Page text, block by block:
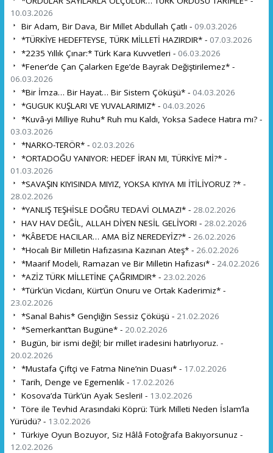
10.03.2026
Bir Adam, Bir Dava, Bir Millet Abdullah Çatlı - 09.03.2026
*TÜRKİYE HEDEFTEYSE, TÜRK MİLLETİ HAZIRDIR* - 07.03.2026
*2235 Yıllık Çınar:* Türk Kara Kuvvetleri - 06.03.2026
*Fener’de Çan Çalarken Ege’de Bayrak Değiştirilemez* -
06.03.2026
*Bir İmza… Bir Hayat… Bir Sistem Çöküşü* - 04.03.2026
*GUGUK KUŞLARI VE YUVALARIMIZ* - 04.03.2026
*Kuvâ-yi Milliye Ruhu* Ruh mu Kaldı, Yoksa Sadece Hatıra mı? -
03.03.2026
*NARKO-TERÖR* - 02.03.2026
*ORTADOĞU YANIYOR: HEDEF İRAN MI, TÜRKİYE Mİ?* -
01.03.2026
*SAVAŞIN KIYISINDA MIYIZ, YOKSA KIYIYA MI İTİLİYORUZ ?* -
28.02.2026
*YANLIŞ TEŞHİSLE DOĞRU TEDAVİ OLMAZ!* - 28.02.2026
HAV HAV DEĞİL, ALLAH DİYEN NESİL GELİYOR! - 28.02.2026
*KÂBE’DE HACILAR… AMA BİZ NEREDEYİZ?* - 26.02.2026
*Hocalı Bir Milletin Hafızasına Kazınan Ateş* - 26.02.2026
*Maarif Modeli, Ramazan ve Bir Milletin Hafızası* - 24.02.2026
*AZİZ TÜRK MİLLETİNE ÇAĞRIMDIR* - 23.02.2026
*Türk’ün Vicdanı, Kürt’ün Onuru ve Ortak Kaderimiz* -
23.02.2026
*Sanal Bahis* Gençliğin Sessiz Çöküşü - 21.02.2026
*Semerkant’tan Bugüne* - 20.02.2026
Bugün, bir ismi değil; bir millet iradesini hatırlıyoruz. -
20.02.2026
*Mustafa Çiftçi ve Fatma Nine’nin Duası* - 17.02.2026
Tarih, Denge ve Egemenlik - 17.02.2026
Kosova’da Türk’ün Ayak Sesleri! - 13.02.2026
Töre ile Tevhid Arasındaki Köprü: Türk Milleti Neden İslam’la
Yürüdü? - 13.02.2026
Türkiye Oyun Bozuyor, Siz Hâlâ Fotoğrafa Bakıyorsunuz -
12.02.2026